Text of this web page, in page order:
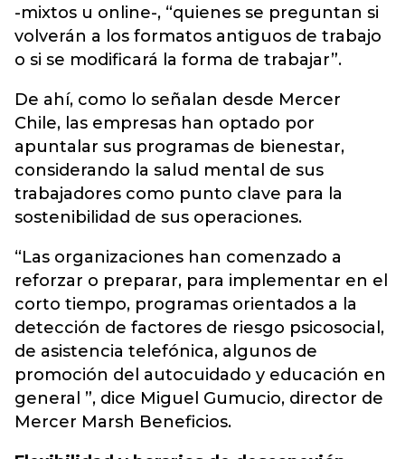
-mixtos u online-, “quienes se preguntan si
volverán a los formatos antiguos de trabajo
o si se modificará la forma de trabajar”.
De ahí, como lo señalan desde Mercer
Chile, las empresas han optado por
apuntalar sus programas de bienestar,
considerando la salud mental de sus
trabajadores como punto clave para la
sostenibilidad de sus operaciones.
“Las organizaciones han comenzado a
reforzar o preparar, para implementar en el
corto tiempo, programas orientados a la
detección de factores de riesgo psicosocial,
de asistencia telefónica, algunos de
promoción del autocuidado y educación en
general ”, dice Miguel Gumucio, director de
Mercer Marsh Beneficios.